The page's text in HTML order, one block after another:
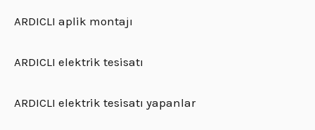
ARDICLI aplik montajı
ARDICLI elektrik tesisatı
ARDICLI elektrik tesisatı yapanlar